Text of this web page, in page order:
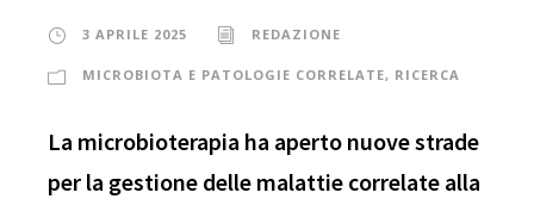
3 APRILE 2025 REDAZIONE
MICROBIOTA E PATOLOGIE CORRELATE, RICERCA
La microbioterapia ha aperto nuove strade
per la gestione delle malattie correlate alla